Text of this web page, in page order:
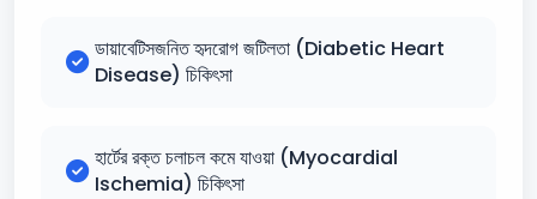
ডায়াবেটিসজনিত হৃদরোগ জটিলতা (Diabetic Heart
Disease) চিকিৎসা
হার্টের রক্ত চলাচল কমে যাওয়া (Myocardial
Ischemia) চিকিৎসা